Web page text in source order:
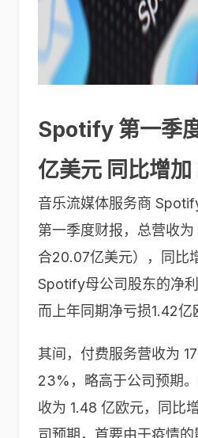
Spotify 第一季
亿美元 同比增
音乐流媒体服务商
第一季度财报，总营收
合20.07亿美元），同比
Spotify母公司股东的净利
而上年同期净亏损1.42亿
其间，付费服务营收为
23%，略高于公司预期
收为 1.48 亿欧元，同比
司预期，首要由于疫情的